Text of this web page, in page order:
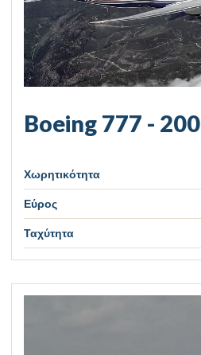
Boeing 777 - 200
Χωρητικότητα
Εύρος
Ταχύτητα